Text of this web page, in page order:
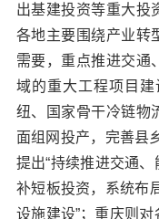
出基建投资等重大投
各地主要围绕产业转
需要，重点推进交通
域的重大工程项目建
纽、国家骨干冷链物
面组网投产，完善县
提出“持续推进交通
补短板投资，系统布
设施建设”；重庆则